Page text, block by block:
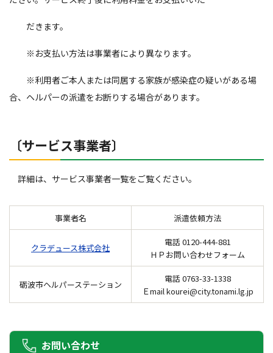
だきます。
※お支払い方法は事業者により異なります。
※利用者ご本人または同居する家族が感染症の疑いがある場
合、ヘルパーの派遣をお断りする場合があります。
〔サービス事業者〕
詳細は、サービス事業者一覧をご覧ください。
事業者名 派遣依頼方法
クラデュース株式会社
電話 0120-444-881
ＨＰお問い合わせフォーム
砺波市ヘルパーステーション
電話 0763-33-1338
Ｅmail kourei@city.tonami.lg.jp
お問い合わせ